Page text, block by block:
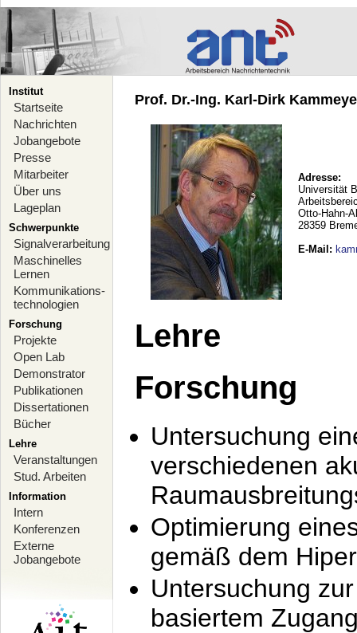
Institut
Startseite
Nachrichten
Jobangebote
Presse
Mitarbeiter
Über uns
Lageplan
Schwerpunkte
Signalverarbeitung
Maschinelles
Lernen
Kommunikations-
technologien
Forschung
Projekte
Open Lab
Demonstrator
Publikationen
Dissertationen
Bücher
Lehre
Veranstaltungen
Stud. Arbeiten
Information
Intern
Konferenzen
Externe
Jobangebote
Prof. Dr.-Ing. Karl-Dirk
Adresse:
Universität
Otto-Hahn-
28359
E-Mail :
Lehre
Forschung
Untersuchung
verschiedenen
Optimierung
gemäß dem
Untersuchung
basiertem